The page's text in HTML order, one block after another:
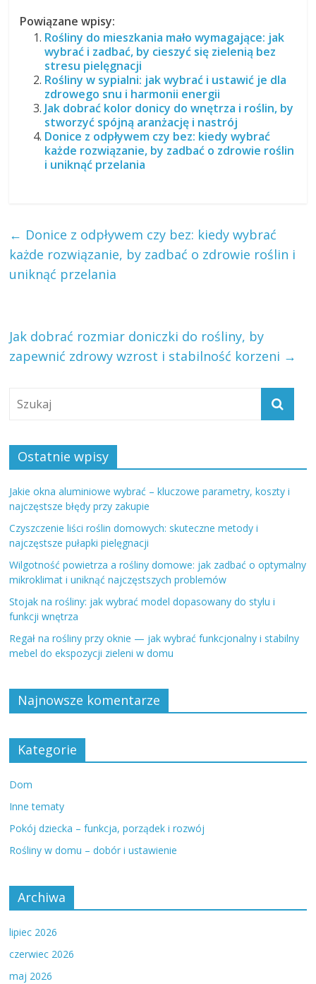
Powiązane wpisy:
Rośliny do mieszkania mało wymagające: jak
wybrać i zadbać, by cieszyć się zielenią bez
stresu pielęgnacji
Rośliny w sypialni: jak wybrać i ustawić je dla
zdrowego snu i harmonii energii
Jak dobrać kolor donicy do wnętrza i roślin, by
stworzyć spójną aranżację i nastrój
Donice z odpływem czy bez: kiedy wybrać
każde rozwiązanie, by zadbać o zdrowie roślin
i uniknąć przelania
← Donice z odpływem czy bez: kiedy wybrać
każde rozwiązanie, by zadbać o zdrowie roślin i
uniknąć przelania
Jak dobrać rozmiar doniczki do rośliny, by
zapewnić zdrowy wzrost i stabilność korzeni →
Ostatnie wpisy
Jakie okna aluminiowe wybrać – kluczowe parametry, koszty i
najczęstsze błędy przy zakupie
Czyszczenie liści roślin domowych: skuteczne metody i
najczęstsze pułapki pielęgnacji
Wilgotność powietrza a rośliny domowe: jak zadbać o optymalny
mikroklimat i uniknąć najczęstszych problemów
Stojak na rośliny: jak wybrać model dopasowany do stylu i
funkcji wnętrza
Regał na rośliny przy oknie — jak wybrać funkcjonalny i stabilny
mebel do ekspozycji zieleni w domu
Najnowsze komentarze
Kategorie
Dom
Inne tematy
Pokój dziecka – funkcja, porządek i rozwój
Rośliny w domu – dobór i ustawienie
Archiwa
lipiec 2026
czerwiec 2026
maj 2026